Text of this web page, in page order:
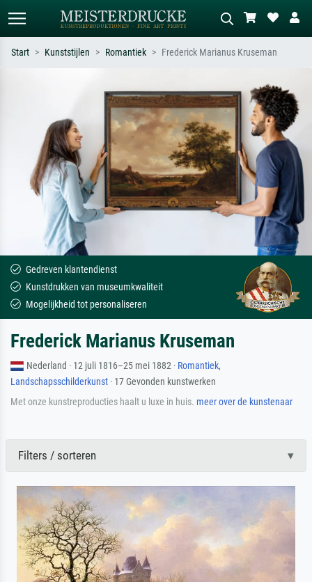
Zoek op kunstenaar, titel of stijl – bijv.
Monet, Sterrennacht, impressionisme,
Hokusai-golf, naakt.
Beschrijf de scène – bijv. groene
weide, abstract met veel rood, donker
olieverfschilderij, staand naakt naast
een boom.
Start Kunststijlen Romantiek Frederick Marianus Kruseman
Gedreven klantendienst
Kunstdrukken van museumkwaliteit
Mogelijkheid tot personaliseren
Frederick Marianus Kruseman
Nederland · 12 juli 1816–25 mei 1882 · Romantiek,
Landschapsschilderkunst · 17 Gevonden kunstwerken
Met onze kunstreproducties haalt u luxe in huis. meer over de kunstenaar
Filters / sorteren